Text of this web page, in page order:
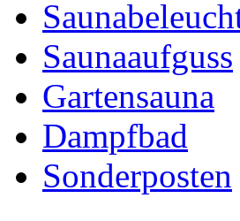
Saunaaufguss
Gartensauna
Dampfbad
Sonderposten